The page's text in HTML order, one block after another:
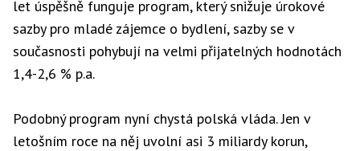
let úspěšně funguje program, který snižuje úrokové
sazby pro mladé zájemce o bydlení, sazby se v
současnosti pohybují na velmi přijatelných hodnotách
1,4-2,6 % p.a.
Podobný program nyní chystá polská vláda. Jen v
letošním roce na něj uvolní asi 3 miliardy korun,